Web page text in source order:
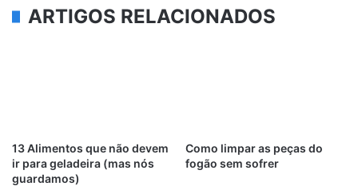
ARTIGOS RELACIONADOS
13 Alimentos que não devem
ir para geladeira (mas nós
guardamos)
Como limpar as peças do
fogão sem sofrer